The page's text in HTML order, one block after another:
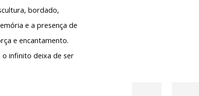
bordado,
e a presença de
e encantamento.
infinito deixa de ser